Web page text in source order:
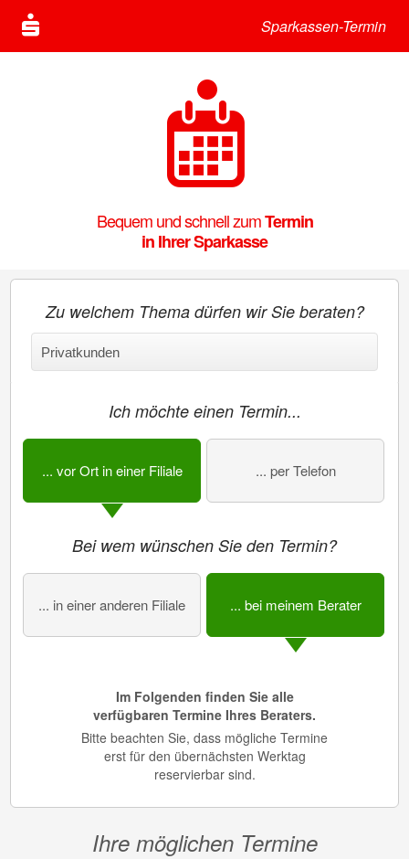
Sparkassen-Termin
Bequem und schnell zumTermin
in Ihrer Sparkasse
Zu welchem Thema dürfen wir Sie beraten?
Ich möchte einen Termin...
... vor Ort in einer Filiale ... per Telefon
Bei wem wünschen Sie den Termin?
... in einer anderen Filiale ... bei meinem Berater
Im Folgenden finden Sie alle
verfügbaren Termine Ihres Beraters.
Bitte beachten Sie, dass mögliche Termine
erst für den übernächsten Werktag
reservierbar sind.
Ihre möglichen Termine